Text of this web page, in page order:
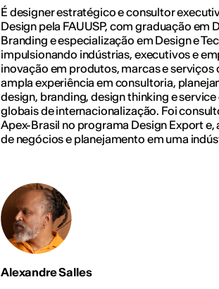
É designer estratégico e consultor
Design pela FAUUSP, com graduação em
Branding e especialização em Design e
impulsionando indústrias, executivos e
inovação em produtos, marcas e serviços
ampla experiência em consultoria,
design, branding, design thinking e
globais de internacionalização. Foi
Apex-Brasil no programa Design Export
de negócios e planejamento em uma
Alexandre Salles